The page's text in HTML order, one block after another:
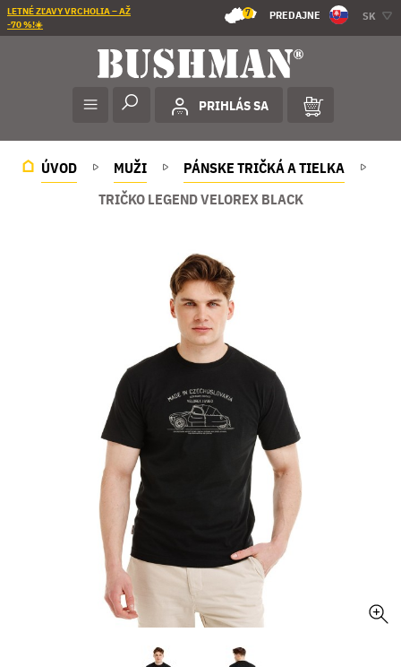
LETNÉ ZĽAVY VRCHOLIA – AŽ
-70 %!☀️
7 PREDAJNE SK
PRIHLÁS SA
ÚVOD MUŽI
PÁNSKE TRIČKÁ A TIELKA
TRIČKO LEGEND VELOREX BLACK